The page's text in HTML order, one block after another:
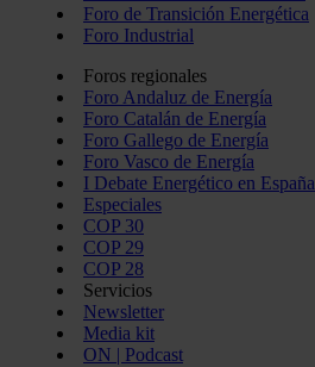
Foro de Transición Energética
Foro Industrial
Foros regionales
Foro Andaluz de Energía
Foro Catalán de Energía
Foro Gallego de Energía
Foro Vasco de Energía
I Debate Energético en España
Especiales
COP 30
COP 29
COP 28
Servicios
Newsletter
Media kit
ON | Podcast